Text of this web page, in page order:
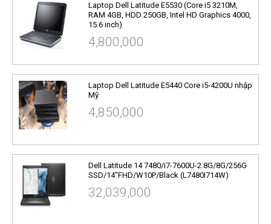
Laptop Dell Latitude E5530 (Core i5 3210M,
RAM 4GB, HDD 250GB, Intel HD Graphics 4000,
15.6 inch)
4,800,000
Laptop Dell Latitude E5440 Core i5-4200U nhập
Mỹ
4,850,000
Dell Latitude 14 7480/i7-7600U-2.8G/8G/256G
SSD/14"FHD/W10P/Black (L7480I714W)
32,039,000